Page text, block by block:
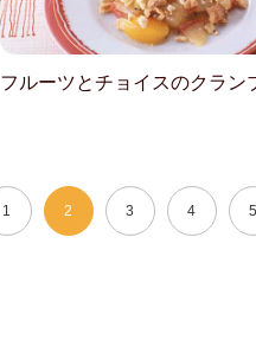
フルーツとチョイスのクラン
1 2 3 4 5